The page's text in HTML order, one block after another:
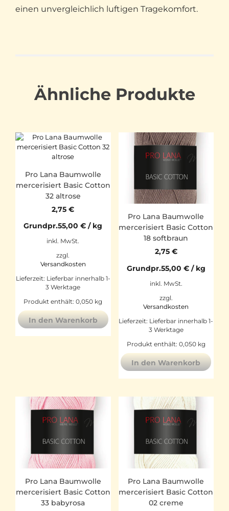
einen unvergleichlich luftigen Tragekomfort.
Ähnliche Produkte
Pro Lana Baumwolle
mercerisiert Basic Cotton
32 altrose
2,75€
Grundpr.55,00€ / kg
inkl. MwSt.
zzgl.
Versandkosten
Lieferzeit: Lieferbar innerhalb 1-
3 Werktage
Produkt enthält: 0,050 kg
In den Warenkorb
Pro Lana Baumwolle
mercerisiert Basic Cotton
18 softbraun
2,75 €
Grundpr.55,00 €/ kg
inkl. MwSt.
zzgl.
Versandkosten
Lieferzeit: Lieferbar innerhalb 1-
3 Werktage
Produkt enthält: 0,050 kg
In den Warenkorb
Pro Lana Baumwolle
mercerisiert Basic Cotton
33 babyrosa
Pro Lana Baumwolle
mercerisiert Basic Cotton
02 creme